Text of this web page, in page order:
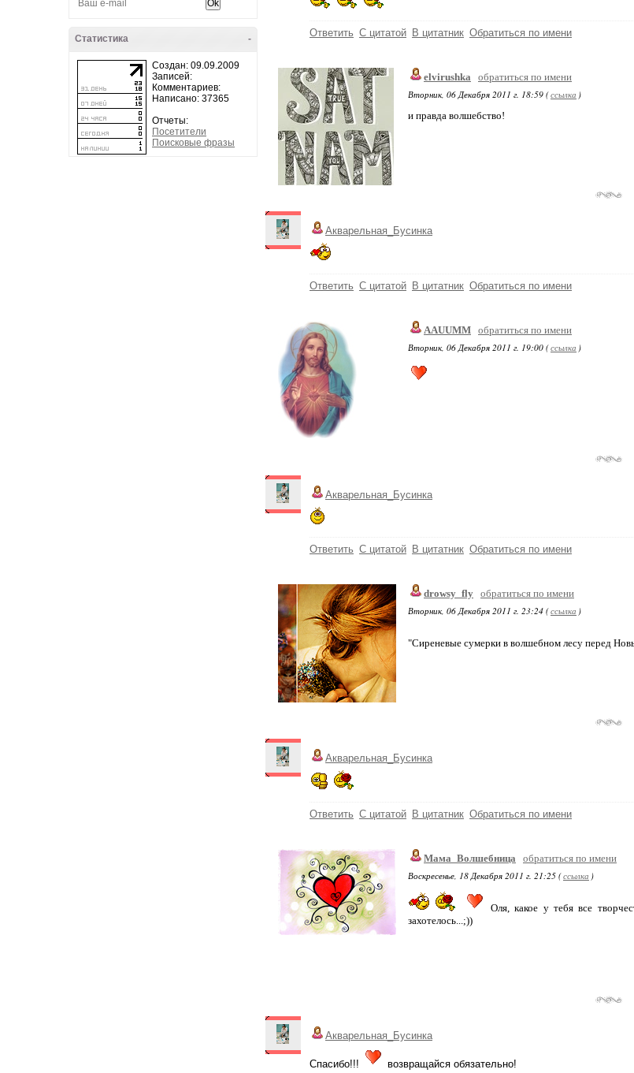
-
Статистика
Создан: 09.09.2009
Записей:
Комментариев:
Написано: 37365
Отчеты:
Посетители
Поисковые фразы
Ответить С цитатой В цитатник Обратиться по имени
elvirushka
обратиться по имени
Вторник, 06 Декабря 2011 г. 18:59 (ссылка )
и правда волшебство!
Акварельная_Бусинка
Ответить С цитатой В цитатник Обратиться по имени
AAUUMM обратиться по имени
Вторник, 06 Декабря 2011 г. 19:00 (ссылка )
Акварельная_Бусинка
Ответить С цитатой В цитатник Обратиться по имени
drowsy_fly обратиться по имени
Вторник, 06 Декабря 2011 г. 23:24 (ссылка )
"Сиреневые сумерки в волшебном лесу перед
Акварельная_Бусинка
Ответить С цитатой В цитатник Обратиться по имени
Мама_Волшебница
обратиться по имени
Воскресенье, 18 Декабря 2011 г. 21:25 (ссылка )
Оля, какое у тебя все
захотелось...;))
Акварельная_Бусинка
Спасибо!!! возвращайся обязательно!